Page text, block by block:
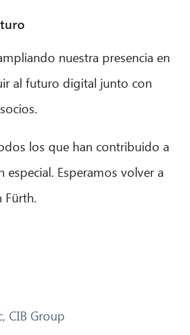
nuestra presencia en
al futuro digital junto con
los que han contribuido a
especial. Esperamos volver a
Fürth.
, CIB Group